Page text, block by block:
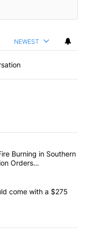
NEWEST
articles in the last
Forest Fire
Burning in Southern
Orders
could come
come with a $275